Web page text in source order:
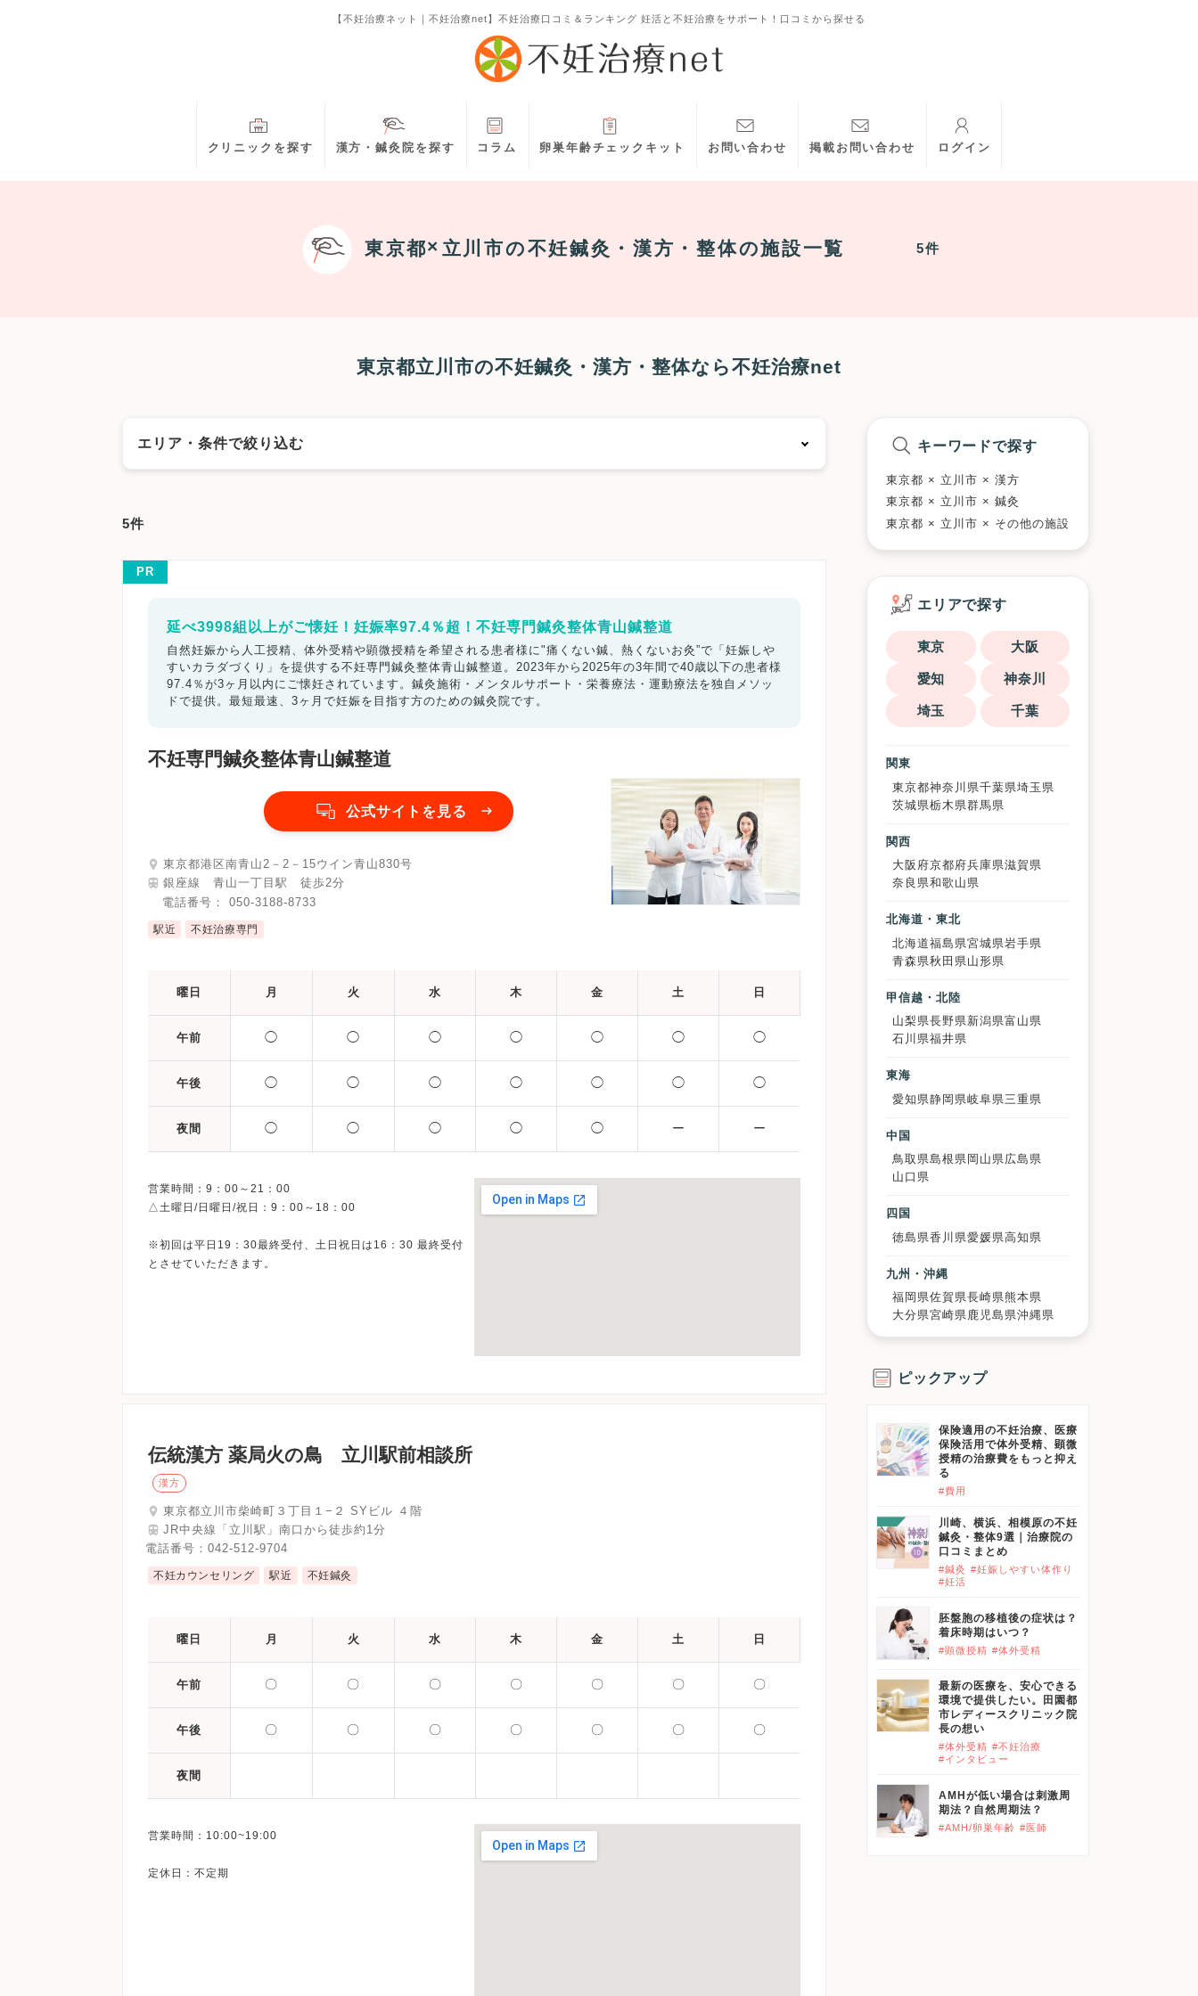
【不妊治療ネット｜不妊治療net】不妊治療口コミ＆ランキング 妊活と不妊治療をサポート！口コミから探せる
クリニックを探す 漢方・鍼灸院を探す コラム 卵巣年齢チェックキット お問い合わせ 掲載お問い合わせ ログイン
東京都 立川市の不妊鍼灸・漢方・整体の施設一覧 5件
東京都立川市の不妊鍼灸・漢方・整体なら不妊治療net
エリア・条件で絞り込む
中野区
武蔵野市
西東京市
東京都その他地域
キーワードで絞る
5件
PR
延べ3998組以上がご懐妊！妊娠率97.4％超！不妊専門鍼灸整体青山鍼整道
自然妊娠から人工授精、体外受精や顕微授精を希望される患者様に"痛くない鍼、熱くないお灸”で「妊娠しや
すいカラダづくり」を提供する不妊専門鍼灸整体青山鍼整道。2023年から2025年の3年間で40歳以下の患者様
97.4％が3ヶ月以内にご懐妊されています。鍼灸施術・メンタルサポート・栄養療法・運動療法を独自メソッ
ドで提供。最短最速、3ヶ月で妊娠を目指す方のための鍼灸院です。
不妊専門鍼灸整体青山鍼整道
公式サイトを見る
東京都港区南青山2－2－15ウイン青山830号
銀座線 青山一丁目駅 徒歩2分
電話番号： 050-3188-8733
駅近 不妊治療専門
曜日 月 火 水 木 金 土 日
午前 ◯ ◯ ◯ ◯ ◯ ◯ ◯
午後 ◯ ◯ ◯ ◯ ◯ ◯ ◯
夜間 ◯ ◯ ◯ ◯ ◯ ー ー
営業時間：9：00～21：00
△土曜日/日曜日/祝日：9：00～18：00
※初回は平日19：30最終受付、土日祝日は16：30 最終受付
伝統漢方 薬局火の鳥 立川駅前相談所
漢方
東京都立川市柴崎町３丁目１−２ SYビル ４階
JR中央線「立川駅」南口から徒歩約1分
電話番号： 042-512-9704
不妊カウンセリング 駅近 不妊鍼灸
曜日 月 火 水 木 金 土 日
午前 〇 〇 〇 〇 〇 〇 〇
午後 〇 〇 〇 〇 〇 〇 〇
夜間
営業時間：10:00~19:00
キーワードで探す
東京都 × 立川市 × 漢方
東京都 × 立川市 × 鍼灸
東京都 × 立川市 × その他の施設
エリアで探す
東京 大阪
愛知 神奈川
埼玉 千葉
関東
東京都神奈川県千葉県埼玉県
茨城県栃木県群馬県
関西
大阪府京都府兵庫県滋賀県
奈良県和歌山県
北海道・東北
北海道福島県宮城県岩手県
青森県秋田県 山形県
甲信越・北陸
山梨県長野県新潟県富山県
石川県福井県
東海
愛知県静岡県岐阜県 三重県
中国
鳥取県島根県 岡山県広島県
山口県
四国
徳島県香川県愛媛県高知県
九州・沖縄
福岡県佐賀県長崎県熊本県
大分県宮崎県鹿児島県沖縄県
ピックアップ
保険適用の不妊治療、医療
保険活用で体外受精、顕微
授精の治療費をもっと抑え
る
#費用
川崎、横浜、相模原の不妊
鍼灸・整体9選｜治療院の
口コミまとめ
#鍼灸 #妊娠しやすい体作り
#妊活
胚盤胞の移植後の症状は？
着床時期はいつ？
#顕微授精 #体外受精
最新の医療を、安心できる
環境で提供したい。田園都
市レディースクリニック院
長の想い
#体外受精 #不妊治療
#インタビュー
AMHが低い場合は刺激周
期法？自然周期法？
#AMH/卵巣年齢 #医師